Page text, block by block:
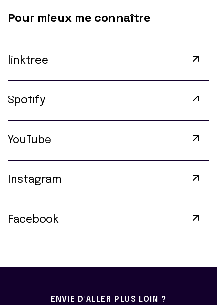
Pour mieux me connaître
linktree
Spotify
YouTube
Instagram
Facebook
ENVIE D'ALLER PLUS LOIN ?